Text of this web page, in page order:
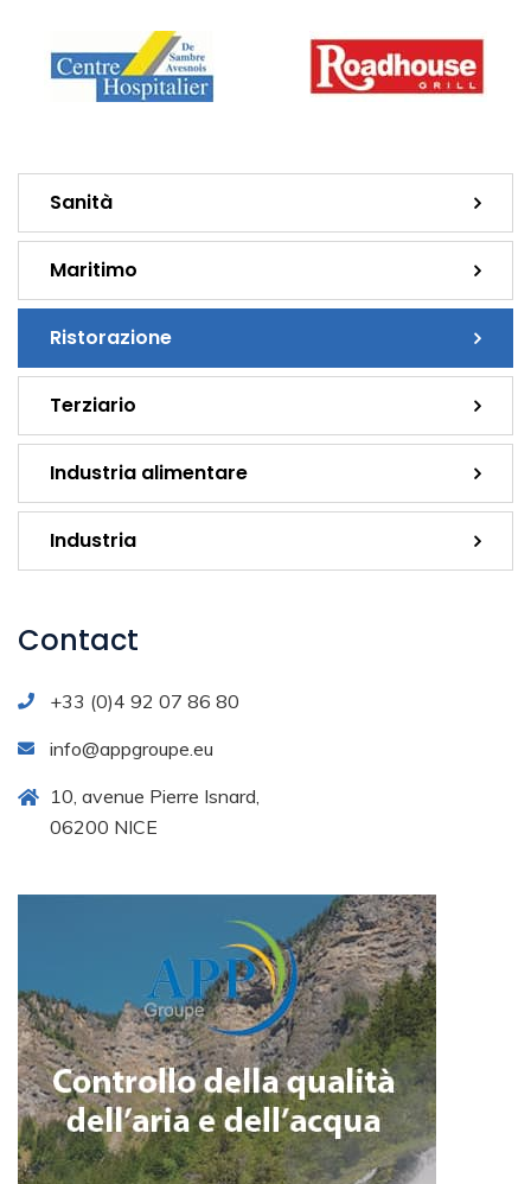
Sanità
Maritimo
Ristorazione
Terziario
Industria alimentare
Industria
Contact
+33 (0)4 92 07 86 80
info@appgroupe.eu
10, avenue Pierre Isnard,
06200 NICE